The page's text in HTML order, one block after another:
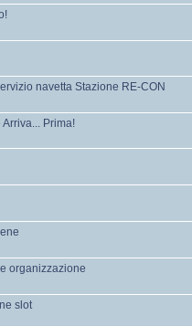
navetta Stazione RE-CON
Prima!
organizzazione
slot